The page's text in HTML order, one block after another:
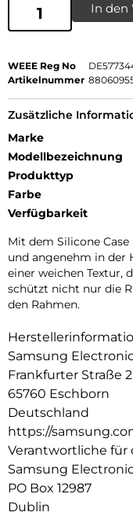
In den
WEEE Reg No
Artikelnummer
Zusätzliche
Marke
Modellbezeichnung
Produkttyp
Farbe
Verfügbarkeit
Mit dem Silicone
und angenehm in der
einer weichen Textur,
schützt nicht nur die
den Rahmen.
Samsung
Frankfurter Straße 2
65760 Eschborn
Deutschland
https://
Verantwortliche für
Samsung
PO Box 12987
Dublin